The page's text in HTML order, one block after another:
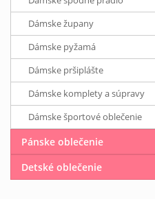
Dámske župany
Dámske pyžamá
Dámske pršiplášte
Dámske komplety a súpravy
Dámske športové oblečenie
Pánske oblečenie
Detské oblečenie